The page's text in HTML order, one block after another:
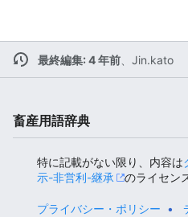
最終編集: 4 年前、 Jin.kato
畜産用語辞典
特に記載がない限り、内容は
示-非営利-継承
のライセン
プライバシー・ポリシー